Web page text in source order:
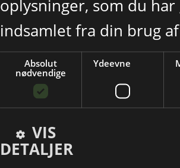
oplysninger, som du
indsamlet fra din brug
Absolut
nødvendige
Ydeevne
VIS
DETALJER